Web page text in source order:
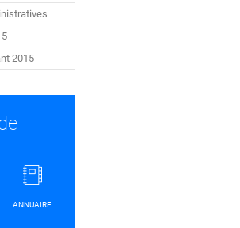
2015
ANNUAIRE